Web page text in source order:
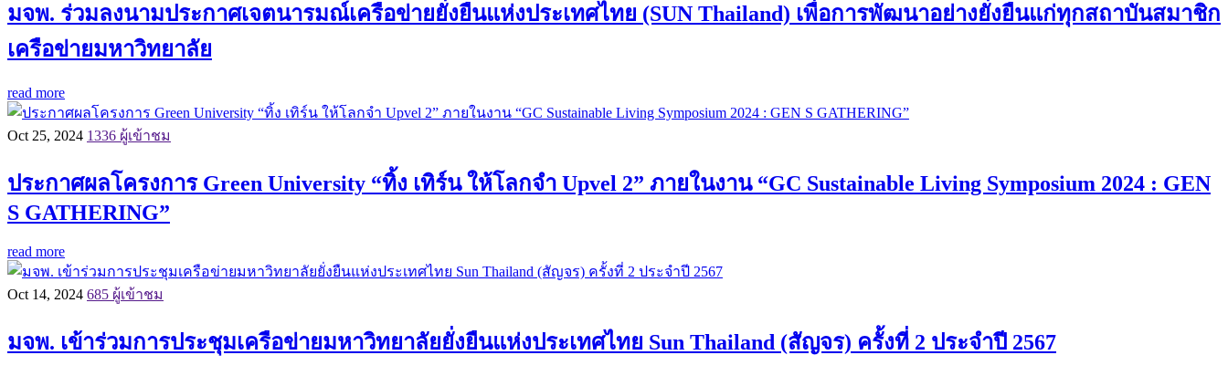
มจพ. ร่วมลงนามประกาศเจตนารมณ์เครือข่ายยั่งยืนแห่งประเทศไทย (SUN Thailand) เพื่อการพัฒนาอย่างยั่งยืนแก่ทุกสถาบันสมาชิก
เครือข่ายมหาวิทยาลัย
read more
Oct 25, 2024 1336 ผู้เข้าชม
ประกาศผลโครงการ Green University “ทิ้ง เทิร์น ให้โลกจำ Upvel 2” ภายในงาน “GC Sustainable Living Symposium 2024 : GEN
S GATHERING”
read more
Oct 14, 2024 685 ผู้เข้าชม
มจพ. เข้าร่วมการประชุมเครือข่ายมหาวิทยาลัยยั่งยืนแห่งประเทศไทย Sun Thailand (สัญจร) ครั้งที่ 2 ประจำปี 2567